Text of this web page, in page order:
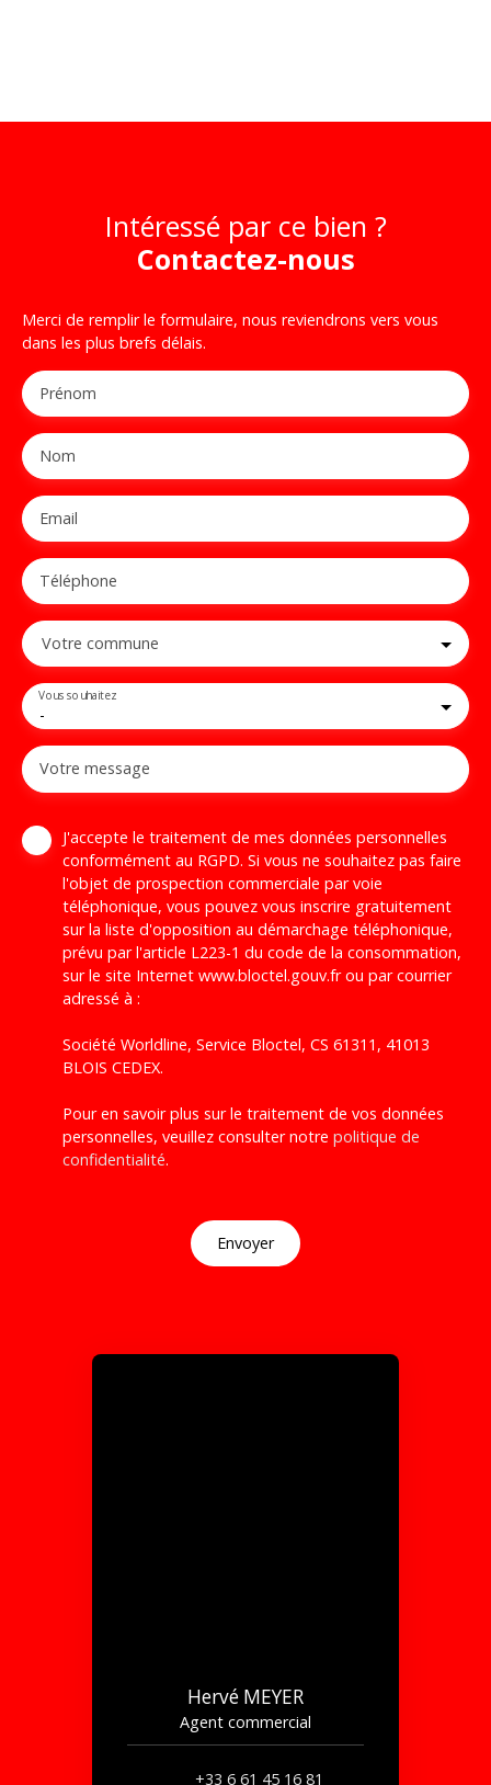
Intéressé par ce bien ?
Contactez-nous
Merci de remplir le formulaire, nous reviendrons vers vous
dans les plus brefs délais.
Prénom
Nom
Email
Téléphone
Votre commune
-
Vous souhaitez
Votre message
J'accepte le traitement de mes données personnelles
conformément au RGPD. Si vous ne souhaitez pas faire
l'objet de prospection commerciale par voie
téléphonique, vous pouvez vous inscrire gratuitement
sur la liste d'opposition au démarchage téléphonique,
prévu par l'article L223-1 du code de la consommation,
sur le site Internet www.bloctel.gouv.fr ou par courrier
adressé à :
Société Worldline, Service Bloctel, CS 61311, 41013
BLOIS CEDEX.
Pour en savoir plus sur le traitement de vos données
personnelles, veuillez consulter notre politique de
confidentialité.
Envoyer
Hervé MEYER
Agent commercial
+33 6 61 45 16 81